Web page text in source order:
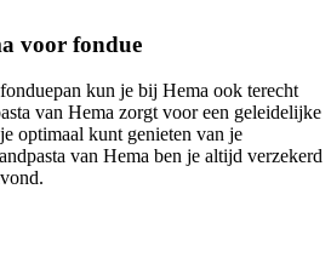
voor fondue
kun je bij Hema ook terecht
van Hema zorgt voor een geleidelijke
optimaal kunt genieten van je
van Hema ben je altijd verzekerd